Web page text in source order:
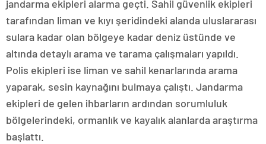
jandarma ekipleri alarma geçti. Sahil güvenlik ekipleri
tarafından liman ve kıyı şeridindeki alanda uluslararası
sulara kadar olan bölgeye kadar deniz üstünde ve
altında detaylı arama ve tarama çalışmaları yapıldı.
Polis ekipleri ise liman ve sahil kenarlarında arama
yaparak, sesin kaynağını bulmaya çalıştı. Jandarma
ekipleri de gelen ihbarların ardından sorumluluk
bölgelerindeki, ormanlık ve kayalık alanlarda araştırma
başlattı.